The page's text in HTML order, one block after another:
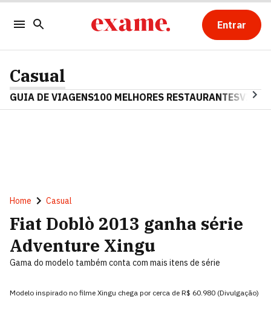
Entrar
Casual
GUIA DE VIAGENS100 MELHORES RESTAURANTES
Home Casual
Fiat Doblò 2013 ganha série
Adventure Xingu
Gama do modelo também conta com mais itens de série
Modelo inspirado no filme Xingu chega por cerca de R$ 60.980 (Divulgação)